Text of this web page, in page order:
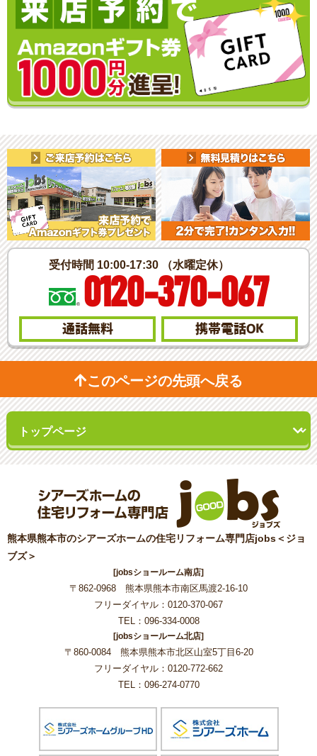
受付時間 10:00-17:30 （水曜定休）
0120-370-067
通話無料 携帯電話OK
このページの先頭へ戻る
熊本県熊本市のシアーズホームの住宅リフォーム専門店jobs＜ジョ
ブズ＞
[jobsショールーム南店]
〒862-0968 熊本県熊本市南区馬渡2-16-10
フリーダイヤル：0120-370-067
TEL：096-334-0008
[jobsショールーム北店]
〒860-0084 熊本県熊本市北区山室5丁目6-20
フリーダイヤル：0120-772-662
TEL：096-274-0770